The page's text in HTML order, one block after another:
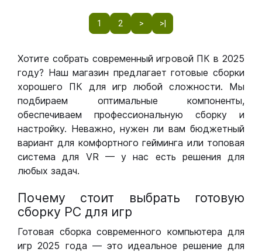
1 2 > >|
Хотите собрать современный игровой ПК в 2025
году? Наш магазин предлагает готовые сборки
хорошего ПК для игр любой сложности. Мы
подбираем оптимальные компоненты,
обеспечиваем профессиональную сборку и
настройку. Неважно, нужен ли вам бюджетный
вариант для комфортного гейминга или топовая
система для VR — у нас есть решения для
любых задач.
Почему стоит выбрать готовую
сборку РС для игр
Готовая сборка современного компьютера для
игр 2025 года — это идеальное решение для